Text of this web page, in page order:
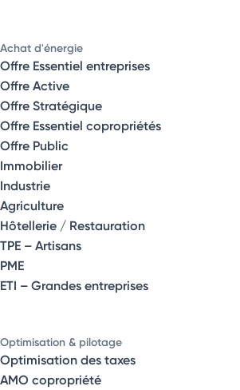
Achat d'énergie
Offre Essentiel entreprises
Offre Active
Offre Stratégique
Offre Essentiel copropriétés
Offre Public
Immobilier
Industrie
Agriculture
Hôtellerie / Restauration
TPE – Artisans
PME
ETI – Grandes entreprises
Optimisation & pilotage
Optimisation des taxes
AMO copropriété